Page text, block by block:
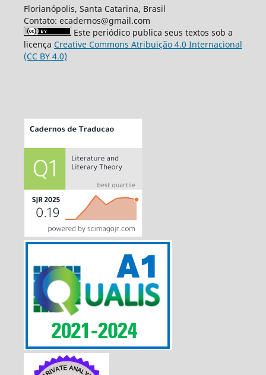
Florianópolis, Santa Catarina, Brasil
Contato: ecadernos@gmail.com
Este periódico publica seus textos sob a
licença Creative Commons Atribuição 4.0 Internacional
(CC BY 4.0)